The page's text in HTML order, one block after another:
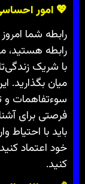
💖 امور
رابطه شما
رابطه هستید،
با شریک
میان بگذارید.
سوءتفاهمات و
فرصتی برای
باید با
خود اعتماد
کنید.